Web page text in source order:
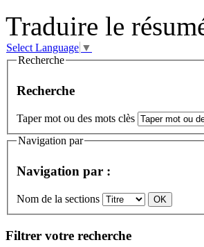
Traduire le
Select Language ▼
Recherche
Recherche
Taper mot ou des mots clès
Navigation par
Navigation par :
Nom de la sections
Filtrer votre recherche